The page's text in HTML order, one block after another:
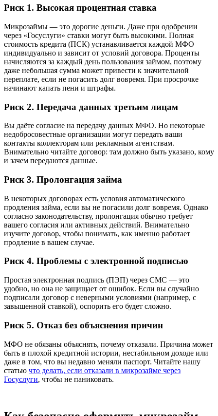
Риск 1. Высокая процентная ставка
Микрозаймы — это дорогие деньги. Даже при одобрении
через «Госуслуги» ставки могут быть высокими. Полная
стоимость кредита (ПСК) устанавливается каждой МФО
индивидуально и зависит от условий договора. Проценты
начисляются за каждый день пользования займом, поэтому
даже небольшая сумма может привести к значительной
переплате, если не погасить долг вовремя. При просрочке
начинают капать пени и штрафы.
Риск 2. Передача данных третьим лицам
Вы даёте согласие на передачу данных МФО. Но некоторые
недобросовестные организации могут передать ваши
контакты коллекторам или рекламным агентствам.
Внимательно читайте договор: там должно быть указано, кому
и зачем передаются данные.
Риск 3. Пролонгация займа
В некоторых договорах есть условия автоматического
продления займа, если вы не погасили долг вовремя. Однако
согласно законодательству, пролонгация обычно требует
вашего согласия или активных действий. Внимательно
изучите договор, чтобы понимать, как именно работает
продление в вашем случае.
Риск 4. Проблемы с электронной подписью
Простая электронная подпись (ПЭП) через СМС — это
удобно, но она не защищает от ошибок. Если вы случайно
подписали договор с неверными условиями (например, с
завышенной ставкой), оспорить его будет сложно.
Риск 5. Отказ без объяснения причин
МФО не обязаны объяснять, почему отказали. Причина может
быть в плохой кредитной истории, нестабильном доходе или
даже в том, что вы недавно меняли паспорт. Читайте нашу
статью что делать, если отказали в микрозайме через
Госуслуги, чтобы не паниковать.